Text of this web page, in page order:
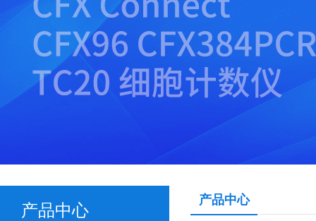
产品中心
产品中心